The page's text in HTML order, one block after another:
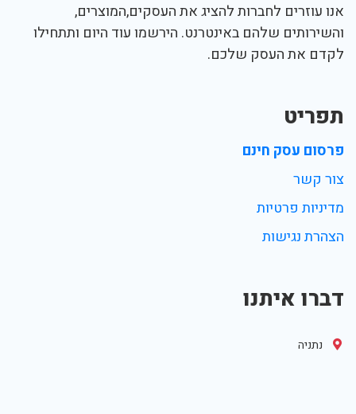
אנו עוזרים לחברות להציג את העסקים,המוצרים,
והשירותים שלהם באינטרנט. הירשמו עוד היום ותתחילו
לקדם את העסק שלכם.
תפריט
פרסום עסק חינם
צור קשר
מדיניות פרטיות
הצהרת נגישות
דברו איתנו
נתניה